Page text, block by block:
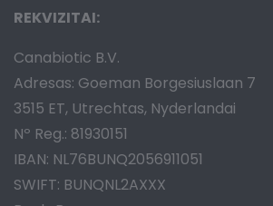
REKVIZITAI:
Canabiotic B.V.
Adresas: Goeman Borgesiuslaan 7
3515 ET, Utrechtas, Nyderlandai
Nº Reg.: 81930151
IBAN: NL76BUNQ2056911051
SWIFT: BUNQNL2AXXX